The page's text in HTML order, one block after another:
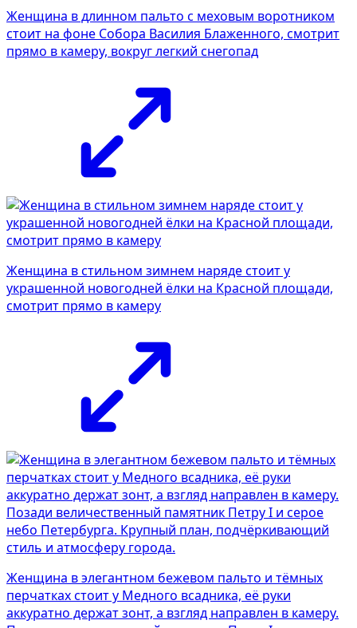
Женщина в длинном пальто с меховым воротником
стоит на фоне Собора Василия Блаженного, смотрит
прямо в камеру, вокруг легкий снегопад
Женщина в стильном зимнем наряде стоит у
украшенной новогодней ёлки на Красной площади,
смотрит прямо в камеру
Женщина в элегантном бежевом пальто и тёмных
перчатках стоит у Медного всадника, её руки
аккуратно держат зонт, а взгляд направлен в камеру.